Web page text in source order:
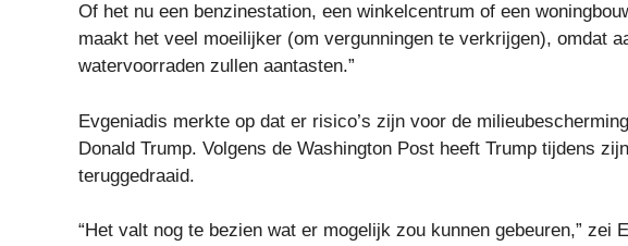
Of het nu een benzinestation, een winkelcentrum of een
maakt het veel moeilijker (om vergunningen te verkrijgen), omdat
watervoorraden zullen aantasten.”
Evgeniadis merkte op dat er risico’s zijn voor de
Donald Trump. Volgens de Washington Post heeft Trump tijdens
teruggedraaid.
“Het valt nog te bezien wat er mogelijk zou kunnen gebeuren,” zei